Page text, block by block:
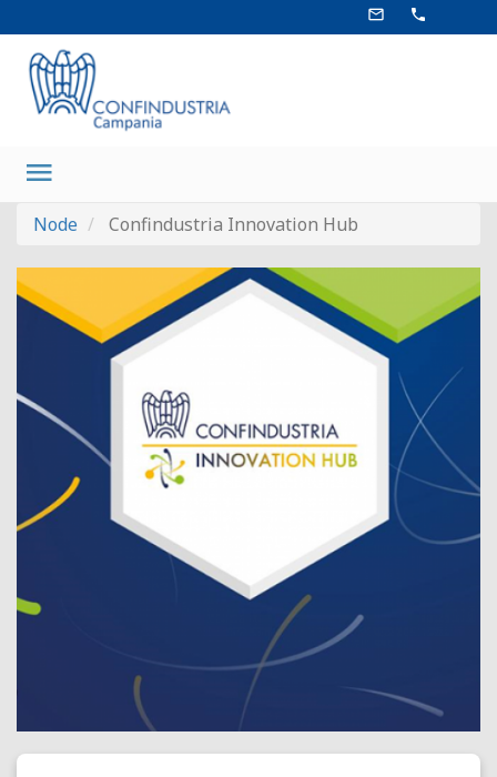
al
contenuto
principale
mail_outline phone
Main
navigation
Node Confindustria Innovation Hub